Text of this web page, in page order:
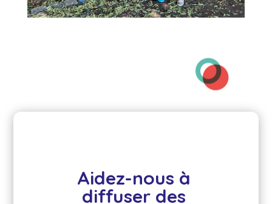
Aidez-nous à
diffuser des